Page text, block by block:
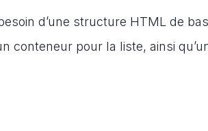
d’une structure HTML de
conteneur pour la liste, ainsi